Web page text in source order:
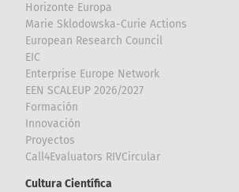
Horizonte Europa
Marie Sklodowska-Curie Actions
European Research Council
EIC
Enterprise Europe Network
EEN SCALEUP 2026/2027
Formación
Innovación
Proyectos
Call4Evaluators RIVCircular
Cultura Científica